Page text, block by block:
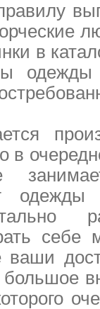
в
в
себе
ваши
большое